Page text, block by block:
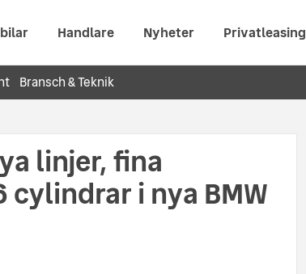
Handlare Nyheter Privatleasing
Bransch & Teknik
linjer, fina
cylindrar i nya BMW